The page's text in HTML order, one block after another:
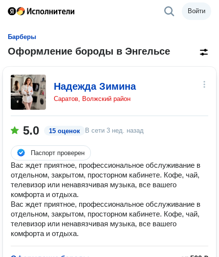
Войти
Барберы
Оформление бороды в Энгельсе
Надежда Зимина
Саратов, Волжский район
5.0 15 оценок В сети 3 нед. назад
Паспорт проверен
Вас ждет приятное, профессиональное обслуживание в
отдельном, закрытом, просторном кабинете. Кофе, чай,
телевизор или ненавязчивая музыка, все вашего
комфорта и отдыха.
Вас ждет приятное, профессиональное обслуживание в
отдельном, закрытом, просторном кабинете. Кофе, чай,
телевизор или ненавязчивая музыка, все вашего
комфорта и отдыха.